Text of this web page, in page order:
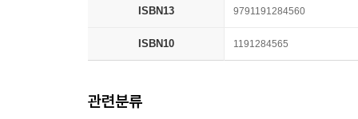
ISBN13 9791191284560
ISBN10 1191284565
관련분류